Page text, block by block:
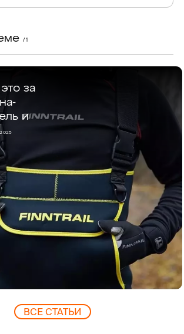
/ 1
за
и
ВCЕ СТАТЬИ